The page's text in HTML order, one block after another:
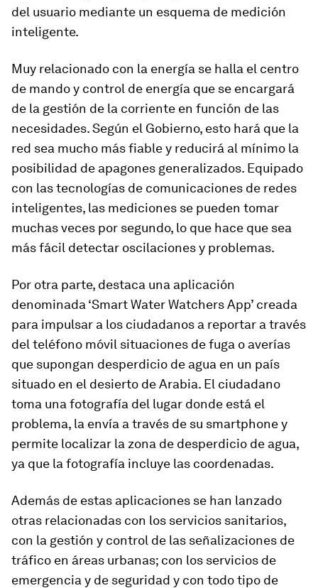
del usuario mediante un esquema de medición
inteligente.
Muy relacionado con la energía se halla el centro
de mando y control de energía que se encargará
de la gestión de la corriente en función de las
necesidades. Según el Gobierno, esto hará que la
red sea mucho más fiable y reducirá al mínimo la
posibilidad de apagones generalizados. Equipado
con las tecnologías de comunicaciones de redes
inteligentes, las mediciones se pueden tomar
muchas veces por segundo, lo que hace que sea
más fácil detectar oscilaciones y problemas.
Por otra parte, destaca una aplicación
denominada ‘Smart Water Watchers App’ creada
para impulsar a los ciudadanos a reportar a través
del teléfono móvil situaciones de fuga o averías
que supongan desperdicio de agua en un país
situado en el desierto de Arabia. El ciudadano
toma una fotografía del lugar donde está el
problema, la envía a través de su smartphone y
permite localizar la zona de desperdicio de agua,
ya que la fotografía incluye las coordenadas.
Además de estas aplicaciones se han lanzado
otras relacionadas con los servicios sanitarios,
con la gestión y control de las señalizaciones de
tráfico en áreas urbanas; con los servicios de
emergencia y de seguridad y con todo tipo de